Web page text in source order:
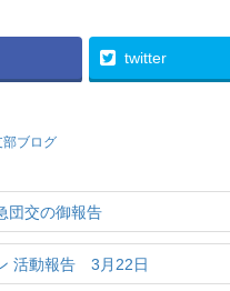
twitter
部ブログ
団交の御報告
活動報告 3月22日